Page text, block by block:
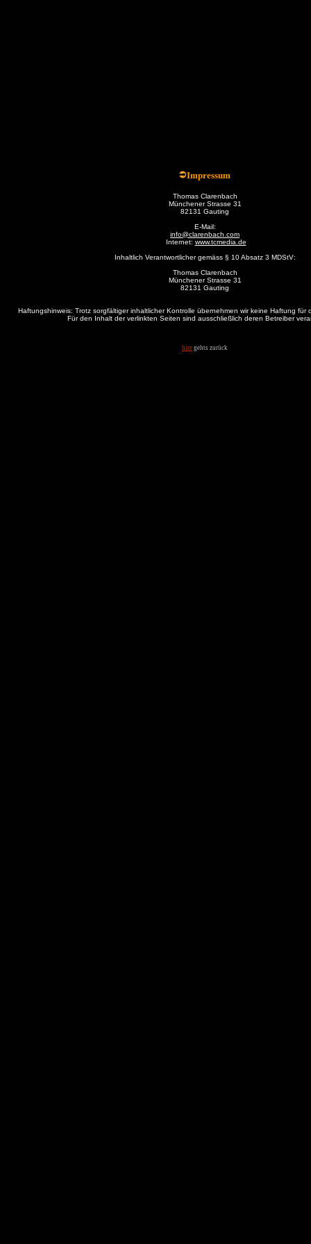
Impressum
Thomas Clarenbach
Münchener Strasse 31
82131 Gauting
E-Mail:
info@clarenbach.com
Internet: www.tcmedia.de
Inhaltlich Verantwortlicher gemäss § 10 Absatz 3 MDStV:
Thomas Clarenbach
Münchener Strasse 31
82131 Gauting
Haftungshinweis: Trotz sorgfältiger inhaltlicher Kontrolle übernehmen wir keine Haftung für
Für den Inhalt der verlinkten Seiten sind ausschließlich deren Betreiber
hier gehts zurück